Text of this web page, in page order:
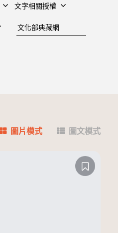
文字相關授權
建檔單位
圖片模式 圖文模式